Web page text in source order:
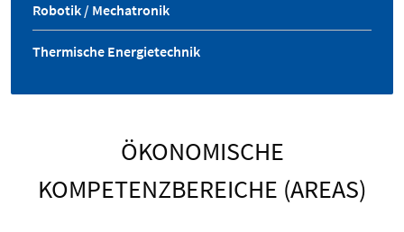
Robotik / Mechatronik
Thermische Energietechnik
ÖKONOMISCHE
KOMPETENZBEREICHE (AREAS)